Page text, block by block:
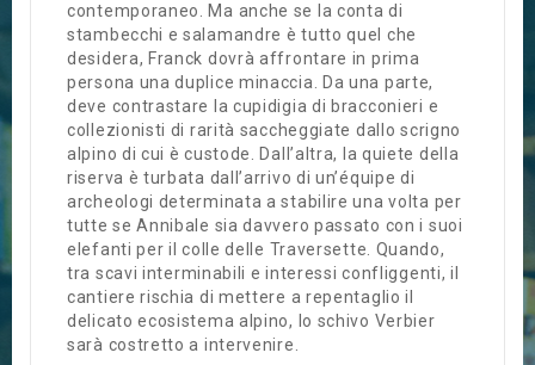
contemporaneo. Ma anche se la conta di
stambecchi e salamandre è tutto quel che
desidera, Franck dovrà affrontare in prima
persona una duplice minaccia. Da una parte,
deve contrastare la cupidigia di bracconieri e
collezionisti di rarità saccheggiate dallo scrigno
alpino di cui è custode. Dall’altra, la quiete della
riserva è turbata dall’arrivo di un’équipe di
archeologi determinata a stabilire una volta per
tutte se Annibale sia davvero passato con i suoi
elefanti per il colle delle Traversette. Quando,
tra scavi interminabili e interessi confliggenti, il
cantiere rischia di mettere a repentaglio il
delicato ecosistema alpino, lo schivo Verbier
sarà costretto a intervenire.